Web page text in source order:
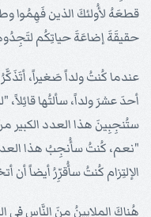
قطعَهُ لأُولئكَ الذين فَهِمُوا
حقيقَةَ إضاعَةَ حياتِكُم
عندما كُنتُ ولداً صَغيراً،
أحدَ عشرَ ولداً، سألتُها
ستُنجِبِينَ هذا العدد الكبير
"نعم، كُنتُ سأُنجِبُ هذا العدد
الإلتِزام كُنتُ سأُقرِّرُ أيضاً
هُناكَ الملايينُ منَ النَّاس في